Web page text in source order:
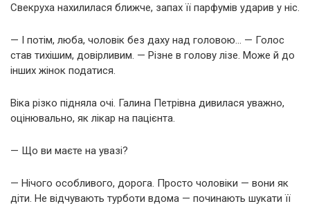
Свекруха нахилилася ближче, запах її парфумів ударив у ніс.
— І потім, люба, чоловік без даху над головою… — Голос
став тихішим, довірливим. — Різне в голову лізе. Може й до
інших жінок податися.
Віка різко підняла очі. Галина Петрівна дивилася уважно,
оцінювально, як лікар на пацієнта.
— Що ви маєте на увазі?
— Нічого особливого, дорога. Просто чоловіки — вони як
діти. Не відчувають турботи вдома — починають шукати її